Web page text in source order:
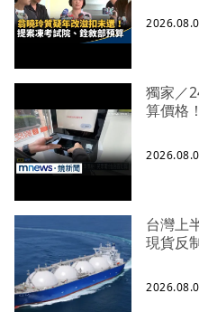
獨家／
算價格
台灣上
現貨反